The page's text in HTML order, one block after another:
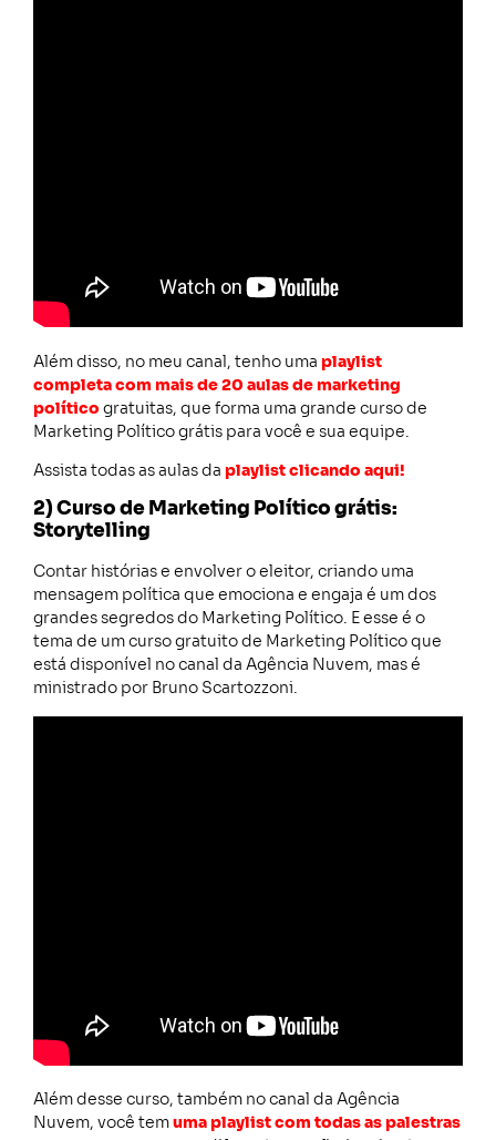
Além disso, no meu canal, tenho uma playlist
completa com mais de 20 aulas de marketing
político gratuitas, que forma uma grande curso de
Marketing Político grátis para você e sua equipe.
Assista todas as aulas da playlist clicando aqui!
2) Curso de Marketing Político grátis:
Storytelling
Contar histórias e envolver o eleitor, criando uma
mensagem política que emociona e engaja é um dos
grandes segredos do Marketing Político. E esse é o
tema de um curso gratuito de Marketing Político que
está disponível no canal da Agência Nuvem, mas é
ministrado por Bruno Scartozzoni.
Além desse curso, também no canal da Agência
Nuvem, você temuma playlist com todas as palestras